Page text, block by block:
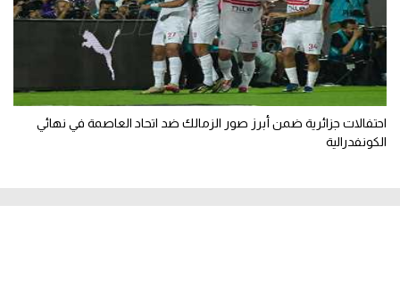
احتفالات جزائرية ضمن أبرز صور الزمالك ضد اتحاد العاصمة في نهائي
الكونفدرالية